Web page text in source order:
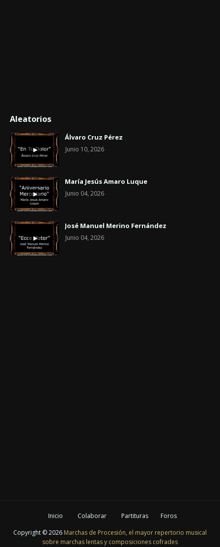
Aleatorios
Álvaro Cruz Pérez
Junio 10, 2026
María Jesús Amaro Luque
Junio 04, 2026
José Manuel Merino Fernández
Junio 04, 2026
Inicio Colaborar Partituras
Foros
Copyright ©2026 Marchas de Procesión, el mayor repertorio musical
sobre marchas lentas y composiciones cofrades